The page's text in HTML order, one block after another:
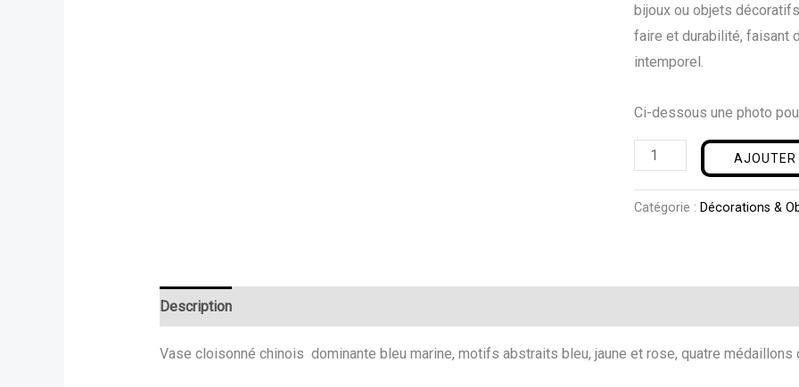
bijoux ou objets
faire et durabilité, faisant
intemporel.
Ci-dessous une photo
AJOUTER
Catégorie : Décorations &
Description
Vase cloisonné chinois dominante bleu marine, motifs abstraits bleu, jaune et rose, quatre